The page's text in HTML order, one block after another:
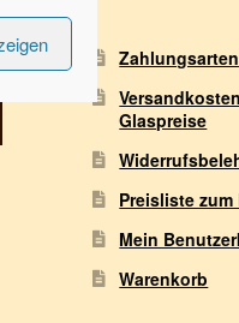
Dieses
Zahlungsarten
Glaspreise
Preisliste
Mein
Warenkorb